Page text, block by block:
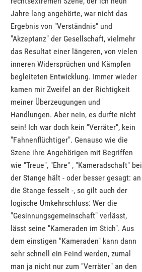
Jahre lang angehörte, war nicht das
Ergebnis von "Verständnis" und
"Akzeptanz" der Gesellschaft, vielmehr
das Resultat einer längeren, von vielen
inneren Widersprüchen und Kämpfen
begleiteten Entwicklung. Immer wieder
kamen mir Zweifel an der Richtigkeit
meiner Überzeugungen und
Handlungen. Aber nein, es durfte nicht
sein! Ich war doch kein "Verräter", kein
"Fahnenflüchtiger". Genauso wie die
Szene ihre Angehörigen mit Begriffen
wie "Treue", "Ehre" ‚ "Kameradschaft" bei
der Stange hält - oder besser gesagt: an
die Stange fesselt -‚ so gilt auch der
logische Umkehrschluss: Wer die
"Gesinnungsgemeinschaft" verlässt,
lässt seine "Kameraden im Stich". Aus
dem einstigen "Kameraden" kann dann
sehr schnell ein Feind werden, zumal
man ja nicht nur zum "Verräter" an den